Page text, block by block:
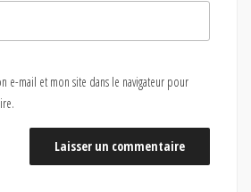
e-mail et mon site dans le navigateur pour